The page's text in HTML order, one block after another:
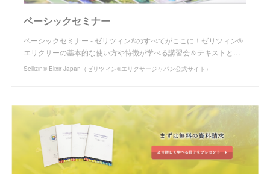
ベーシックセミナー
ベーシックセミナー - ゼリツィン®のすべてがここに！ゼリツィン®
エリクサーの基本的な使い方や特徴が学べる講習会＆テキストと…
Sellizin® Elixir Japan（ゼリツィン®エリクサージャパン公式サイト）